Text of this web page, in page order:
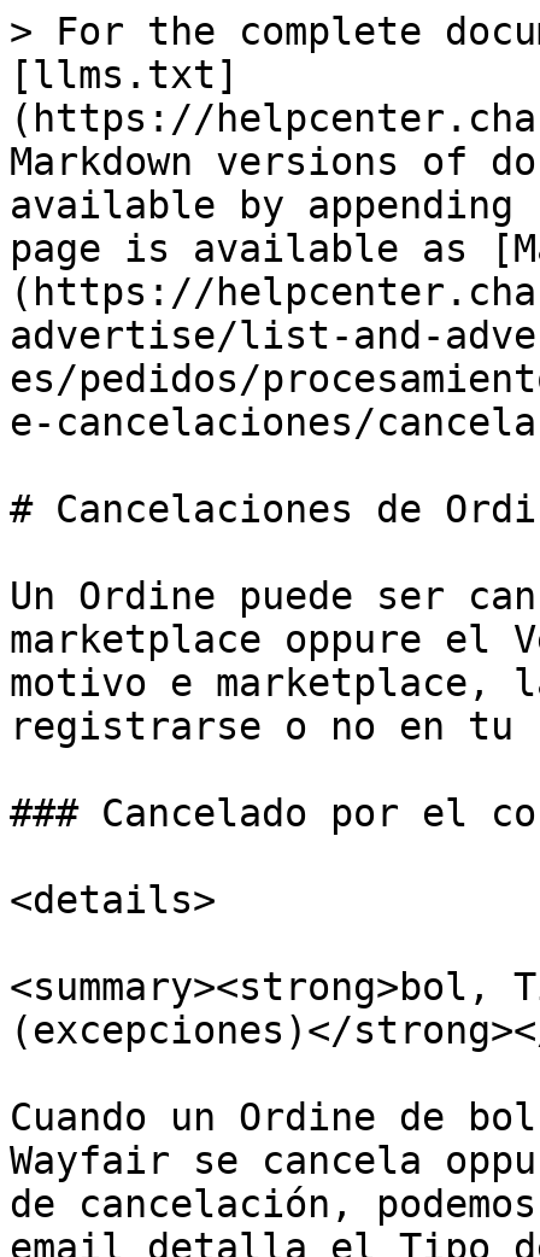
> For the complete
[llms.txt]
(https://
Markdown versions of
available by
page is available as
(https://
advertise/list-and-
es/pedidos/
e-cancelaciones/
# Cancelaciones de
Un Ordine puede ser
marketplace oppure el
motivo e marketplace,
registrarse o no en tu
### Cancelado por el
<details>
<summary><strong>bol,
(excepciones)</
Cuando un Ordine de
Wayfair se cancela
de cancelación,
email detalla el Tipo